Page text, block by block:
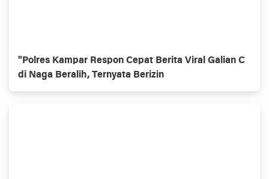
"Polres Kampar Respon Cepat Berita Viral Galian C
di Naga Beralih, Ternyata Berizin